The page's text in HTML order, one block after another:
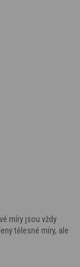
míry jsou vždy
tělesné míry, ale